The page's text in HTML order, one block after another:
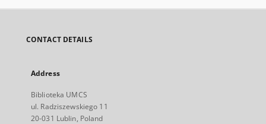
CONTACT DETAILS
Address
Biblioteka UMCS
ul. Radziszewskiego 11
20-031 Lublin, Poland